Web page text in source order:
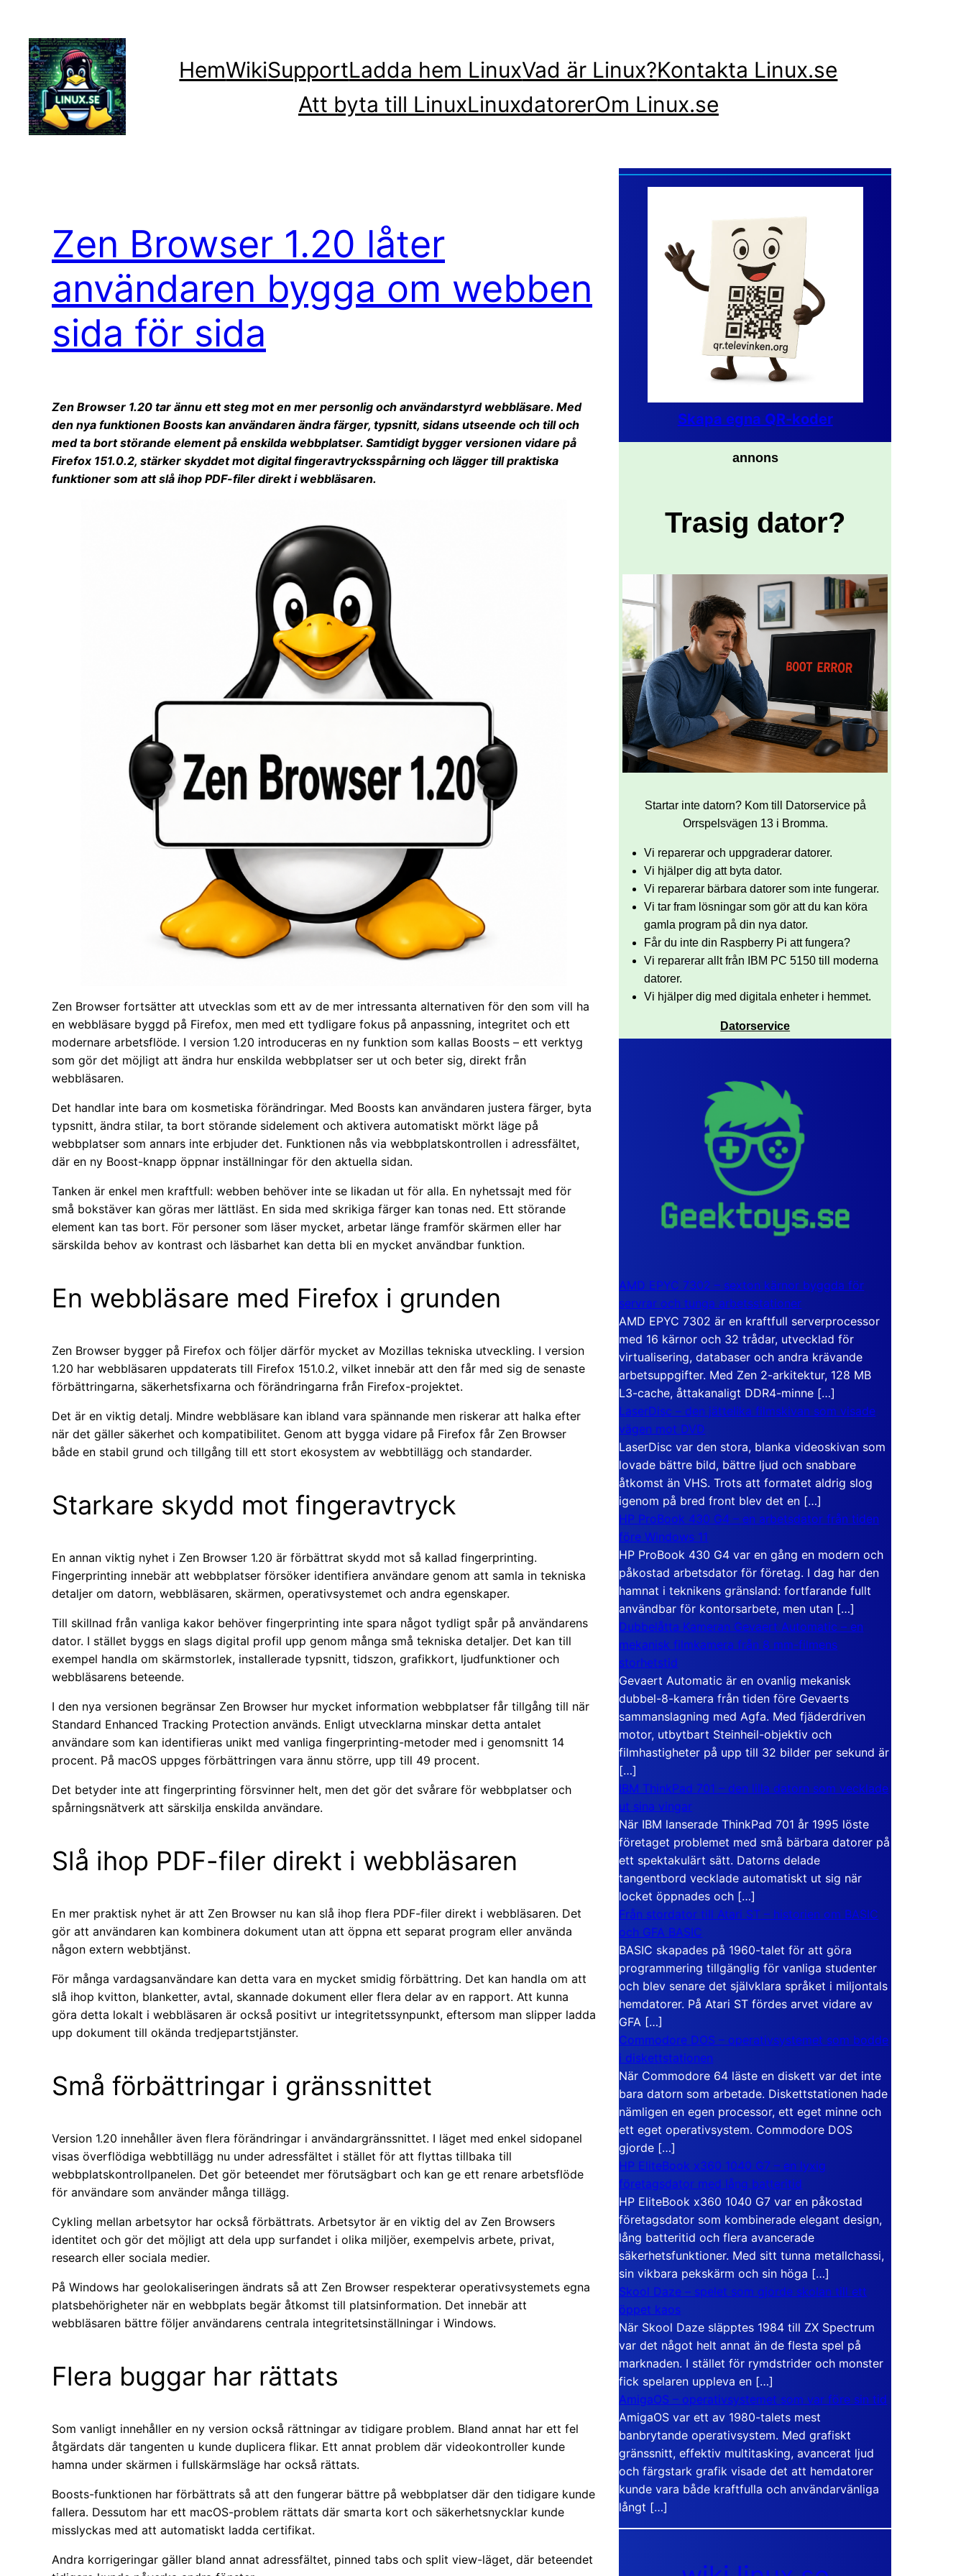
innehåll
HemWikiSupportLadda hem LinuxVad är Linux?Kontakta Linux.se
Att byta till LinuxLinuxdatorerOm Linux.se
Zen Browser 1.20 låter
användaren bygga om webben
sida för sida
Zen Browser 1.20 tar ännu ett steg mot en mer personlig och användarstyrd webbläsare. Med
den nya funktionen Boosts kan användaren ändra färger, typsnitt, sidans utseende och till och
med ta bort störande element på enskilda webbplatser. Samtidigt bygger versionen vidare på
Firefox 151.0.2, stärker skyddet mot digital fingeravtrycksspårning och lägger till praktiska
funktioner som att slå ihop PDF-filer direkt i webbläsaren.
Zen Browser fortsätter att utvecklas som ett av de mer intressanta alternativen för den som vill ha
en webbläsare byggd på Firefox, men med ett tydligare fokus på anpassning, integritet och ett
modernare arbetsflöde. I version 1.20 introduceras en ny funktion som kallas Boosts – ett verktyg
som gör det möjligt att ändra hur enskilda webbplatser ser ut och beter sig, direkt från
webbläsaren.
Det handlar inte bara om kosmetiska förändringar. Med Boosts kan användaren justera färger, byta
typsnitt, ändra stilar, ta bort störande sidelement och aktivera automatiskt mörkt läge på
webbplatser som annars inte erbjuder det. Funktionen nås via webbplatskontrollen i adressfältet,
där en ny Boost-knapp öppnar inställningar för den aktuella sidan.
Tanken är enkel men kraftfull: webben behöver inte se likadan ut för alla. En nyhetssajt med för
små bokstäver kan göras mer lättläst. En sida med skrikiga färger kan tonas ned. Ett störande
element kan tas bort. För personer som läser mycket, arbetar länge framför skärmen eller har
särskilda behov av kontrast och läsbarhet kan detta bli en mycket användbar funktion.
En webbläsare med Firefox i grunden
Zen Browser bygger på Firefox och följer därför mycket av Mozillas tekniska utveckling. I version
1.20 har webbläsaren uppdaterats till Firefox 151.0.2, vilket innebär att den får med sig de senaste
förbättringarna, säkerhetsfixarna och förändringarna från Firefox-projektet.
Det är en viktig detalj. Mindre webbläsare kan ibland vara spännande men riskerar att halka efter
när det gäller säkerhet och kompatibilitet. Genom att bygga vidare på Firefox får Zen Browser
både en stabil grund och tillgång till ett stort ekosystem av webbtillägg och standarder.
Starkare skydd mot fingeravtryck
En annan viktig nyhet i Zen Browser 1.20 är förbättrat skydd mot så kallad fingerprinting.
Fingerprinting innebär att webbplatser försöker identifiera användare genom att samla in tekniska
detaljer om datorn, webbläsaren, skärmen, operativsystemet och andra egenskaper.
Till skillnad från vanliga kakor behöver fingerprinting inte spara något tydligt spår på användarens
dator. I stället byggs en slags digital profil upp genom många små tekniska detaljer. Det kan till
exempel handla om skärmstorlek, installerade typsnitt, tidszon, grafikkort, ljudfunktioner och
webbläsarens beteende.
I den nya versionen begränsar Zen Browser hur mycket information webbplatser får tillgång till när
Standard Enhanced Tracking Protection används. Enligt utvecklarna minskar detta antalet
användare som kan identifieras unikt med vanliga fingerprinting-metoder med i genomsnitt 14
procent. På macOS uppges förbättringen vara ännu större, upp till 49 procent.
Det betyder inte att fingerprinting försvinner helt, men det gör det svårare för webbplatser och
spårningsnätverk att särskilja enskilda användare.
Slå ihop PDF-filer direkt i webbläsaren
En mer praktisk nyhet är att Zen Browser nu kan slå ihop flera PDF-filer direkt i webbläsaren. Det
gör att användaren kan kombinera dokument utan att öppna ett separat program eller använda
någon extern webbtjänst.
För många vardagsanvändare kan detta vara en mycket smidig förbättring. Det kan handla om att
slå ihop kvitton, blanketter, avtal, skannade dokument eller flera delar av en rapport. Att kunna
göra detta lokalt i webbläsaren är också positivt ur integritetssynpunkt, eftersom man slipper ladda
upp dokument till okända tredjepartstjänster.
Små förbättringar i gränssnittet
Version 1.20 innehåller även flera förändringar i användargränssnittet. I läget med enkel sidopanel
visas överflödiga webbtillägg nu under adressfältet i stället för att flyttas tillbaka till
webbplatskontrollpanelen. Det gör beteendet mer förutsägbart och kan ge ett renare arbetsflöde
för användare som använder många tillägg.
Cykling mellan arbetsytor har också förbättrats. Arbetsytor är en viktig del av Zen Browsers
identitet och gör det möjligt att dela upp surfandet i olika miljöer, exempelvis arbete, privat,
research eller sociala medier.
På Windows har geolokaliseringen ändrats så att Zen Browser respekterar operativsystemets egna
platsbehörigheter när en webbplats begär åtkomst till platsinformation. Det innebär att
webbläsaren bättre följer användarens centrala integritetsinställningar i Windows.
Flera buggar har rättats
Som vanligt innehåller en ny version också rättningar av tidigare problem. Bland annat har ett fel
åtgärdats där tangenten u kunde duplicera flikar. Ett annat problem där videokontroller kunde
hamna under skärmen i fullskärmsläge har också rättats.
Boosts-funktionen har förbättrats så att den fungerar bättre på webbplatser där den tidigare kunde
fallera. Dessutom har ett macOS-problem rättats där smarta kort och säkerhetsnycklar kunde
misslyckas med att automatiskt ladda certifikat.
Andra korrigeringar gäller bland annat adressfältet, pinned tabs och split view-läget, där beteendet
Skapa egna QR-koder
annons
Trasig dator?
Startar inte datorn? Kom till Datorservice på
Orrspelsvägen 13 i Bromma.
Vi reparerar och uppgraderar datorer.
Vi hjälper dig att byta dator.
Vi reparerar bärbara datorer som inte fungerar.
Vi tar fram lösningar som gör att du kan köra
gamla program på din nya dator.
Får du inte din Raspberry Pi att fungera?
Vi reparerar allt från IBM PC 5150 till moderna
datorer.
Vi hjälper dig med digitala enheter i hemmet.
Datorservice
AMD EPYC 7302 – sexton kärnor byggda för
servrar och tunga arbetsstationer
AMD EPYC 7302 är en kraftfull serverprocessor
med 16 kärnor och 32 trådar, utvecklad för
virtualisering, databaser och andra krävande
arbetsuppgifter. Med Zen 2-arkitektur, 128 MB
L3-cache, åttakanaligt DDR4-minne […]
LaserDisc – den jättelika filmskivan som visade
vägen mot DVD
LaserDisc var den stora, blanka videoskivan som
lovade bättre bild, bättre ljud och snabbare
åtkomst än VHS. Trots att formatet aldrig slog
igenom på bred front blev det en […]
HP ProBook 430 G4 – en arbetsdator från tiden
före Windows 11
HP ProBook 430 G4 var en gång en modern och
påkostad arbetsdator för företag. I dag har den
hamnat i teknikens gränsland: fortfarande fullt
användbar för kontorsarbete, men utan […]
Dubbelåtta Kameran Gevaert Automatic – en
mekanisk filmkamera från 8 mm-filmens
storhetstid
Gevaert Automatic är en ovanlig mekanisk
dubbel-8-kamera från tiden före Gevaerts
sammanslagning med Agfa. Med fjäderdriven
motor, utbytbart Steinheil-objektiv och
filmhastigheter på upp till 32 bilder per sekund är
[…]
IBM ThinkPad 701 – den lilla datorn som vecklade
ut sina vingar
När IBM lanserade ThinkPad 701 år 1995 löste
företaget problemet med små bärbara datorer på
ett spektakulärt sätt. Datorns delade
tangentbord vecklade automatiskt ut sig när
locket öppnades och […]
Från stordator till Atari ST – historien om BASIC
och GFA BASIC
BASIC skapades på 1960-talet för att göra
programmering tillgänglig för vanliga studenter
och blev senare det självklara språket i miljontals
hemdatorer. På Atari ST fördes arvet vidare av
GFA […]
Commodore DOS – operativsystemet som bodde
i diskettstationen
När Commodore 64 läste en diskett var det inte
bara datorn som arbetade. Diskettstationen hade
nämligen en egen processor, ett eget minne och
ett eget operativsystem. Commodore DOS
gjorde […]
HP EliteBook x360 1040 G7 – en lyxig
företagsdator med lång batteritid
HP EliteBook x360 1040 G7 var en påkostad
företagsdator som kombinerade elegant design,
lång batteritid och flera avancerade
säkerhetsfunktioner. Med sitt tunna metallchassi,
sin vikbara pekskärm och sin höga […]
Skool Daze – spelet som gjorde skolan till ett
öppet kaos
När Skool Daze släpptes 1984 till ZX Spectrum
var det något helt annat än de flesta spel på
marknaden. I stället för rymdstrider och monster
fick spelaren uppleva en […]
AmigaOS – operativsystemet som var före sin tid
AmigaOS var ett av 1980-talets mest
banbrytande operativsystem. Med grafiskt
gränssnitt, effektiv multitasking, avancerat ljud
och färgstark grafik visade det att hemdatorer
kunde vara både kraftfulla och användarvänliga
långt […]